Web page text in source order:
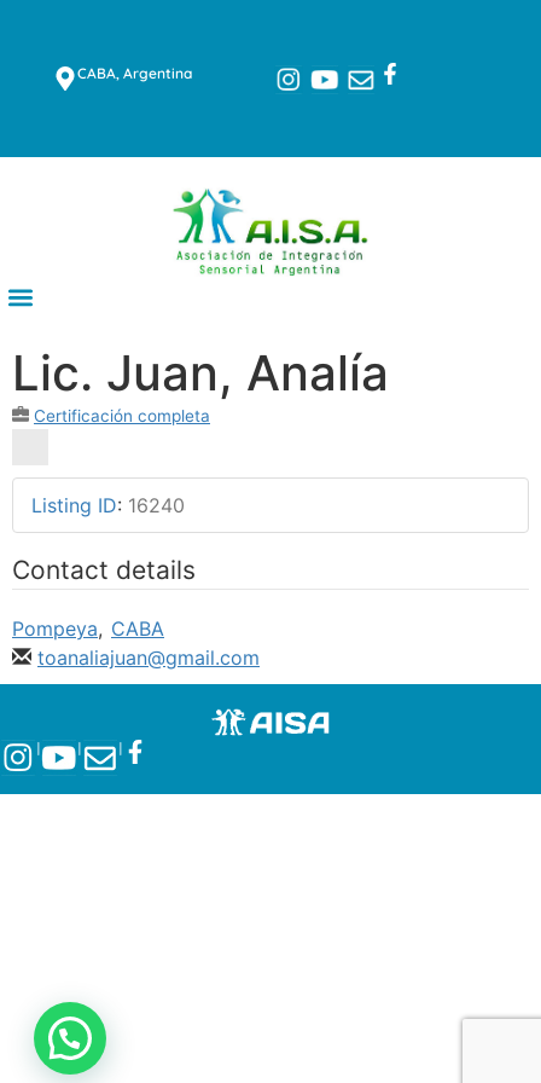
CABA, Argentina
Lic. Juan, Analía
Certificación completa
Listing ID: 16240
Contact details
Pompeya, CABA
toanaliajuan@gmail.com
l l l